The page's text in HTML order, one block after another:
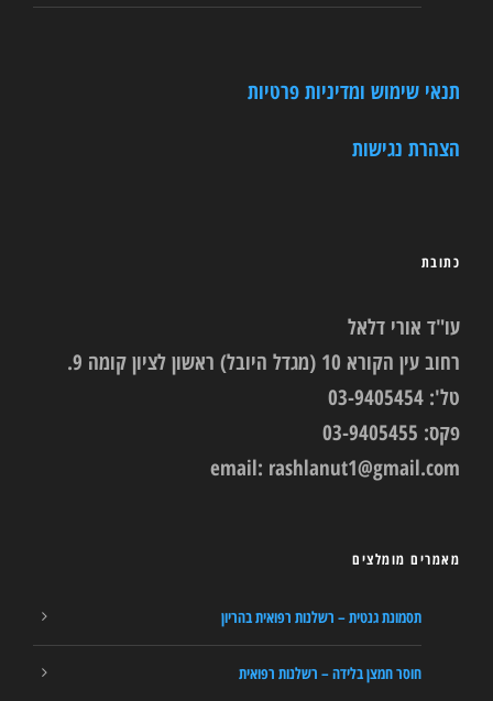
תנאי שימוש ומדיניות פרטיות
הצהרת נגישות
כתובת
עו"ד אורי דלאל
רחוב עין הקורא 10 (מגדל היובל) ראשון לציון קומה 9.
טל': 03-9405454
פקס: 03-9405455
email: rashlanut1@gmail.com
מאמרים מומלצים
תסמונת גנטית – רשלנות רפואית בהריון
חוסר חמצן בלידה – רשלנות רפואית